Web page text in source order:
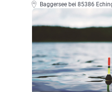
Baggersee bei 85386